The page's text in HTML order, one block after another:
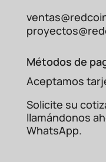
Métodos de
Aceptamos
Solicite su
llamándonos
WhatsApp.